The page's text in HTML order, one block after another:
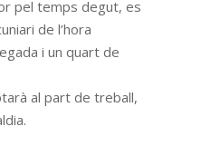
pel temps degut, es
de l’hora
i un quart de
al part de treball,